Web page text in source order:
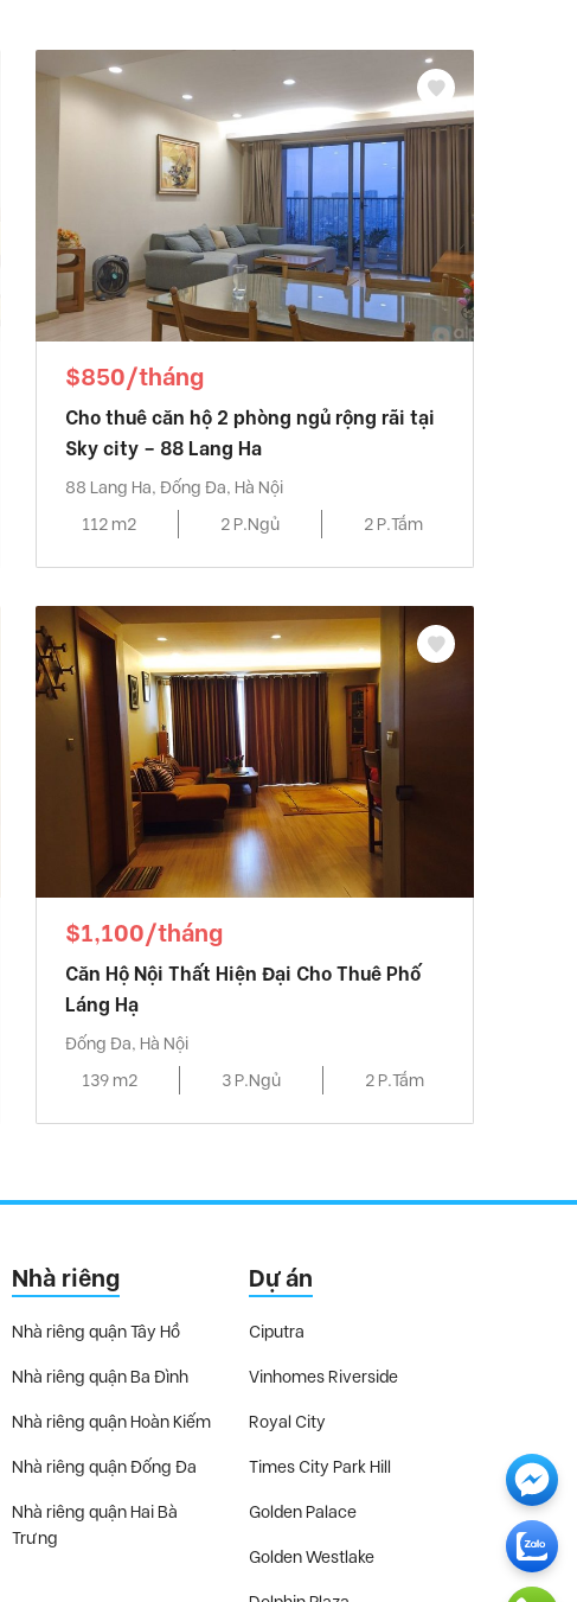
$850/tháng
Cho thuê căn hộ 2 phòng ngủ rộng rãi tại
Sky city – 88 Lang Ha
88 Lang Ha, Đống Đa, Hà Nội
112 m2
2 P.Ngủ 2 P.Tắm
$1,100/tháng
Căn Hộ Nội Thất Hiện Đại Cho Thuê Phố
Láng Hạ
Đống Đa, Hà Nội
139 m2
3 P.Ngủ 2 P.Tắm
Nhà riêng
Nhà riêng quận Tây Hồ
Nhà riêng quận Ba Đình
Nhà riêng quận Hoàn Kiếm
Nhà riêng quận Đống Đa
Nhà riêng quận Hai Bà
Trưng
Dự án
Ciputra
Vinhomes Riverside
Royal City
Times City Park Hill
Golden Palace
Golden Westlake